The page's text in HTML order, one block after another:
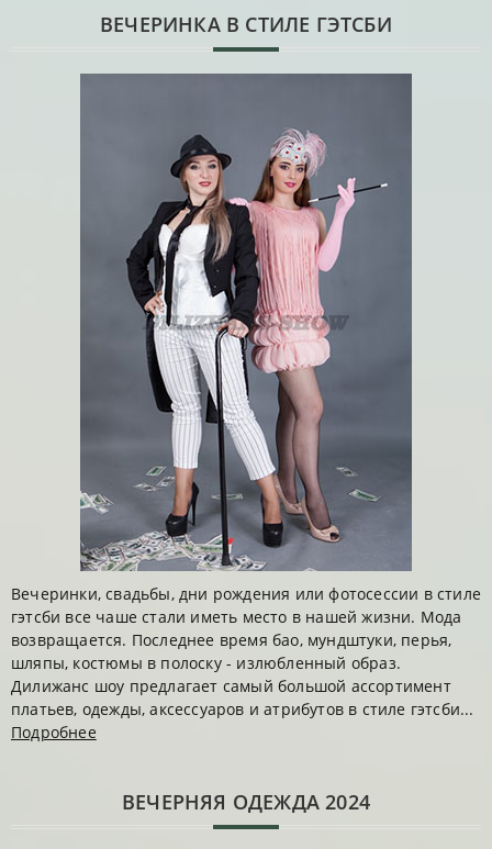
ВЕЧЕРИНКА В СТИЛЕ ГЭТСБИ
Вечеринки, свадьбы, дни рождения или фотосессии в стиле
гэтсби все чаше стали иметь место в нашей жизни. Мода
возвращается. Последнее время бао, мундштуки, перья,
шляпы, костюмы в полоску - излюбленный образ.
Дилижанс шоу предлагает самый большой ассортимент
платьев, одежды, аксессуаров и атрибутов в стиле гэтсби...
Подробнее
ВЕЧЕРНЯЯ ОДЕЖДА 2024